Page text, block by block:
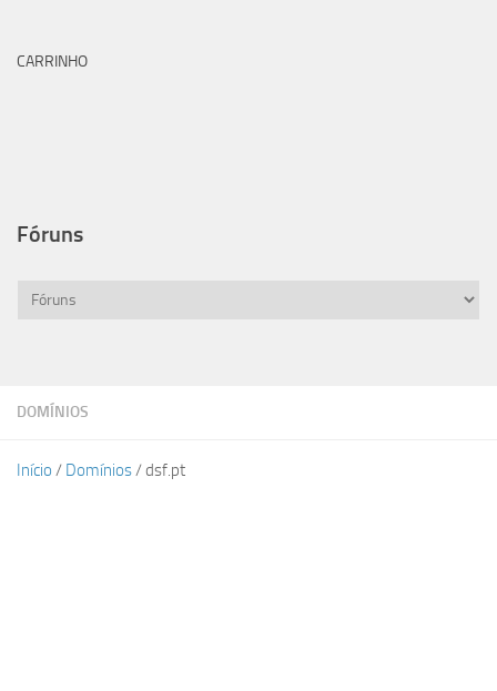
DOMÍNIOS
Início / Domínios/ dsf.pt
CARRINHO
Fóruns